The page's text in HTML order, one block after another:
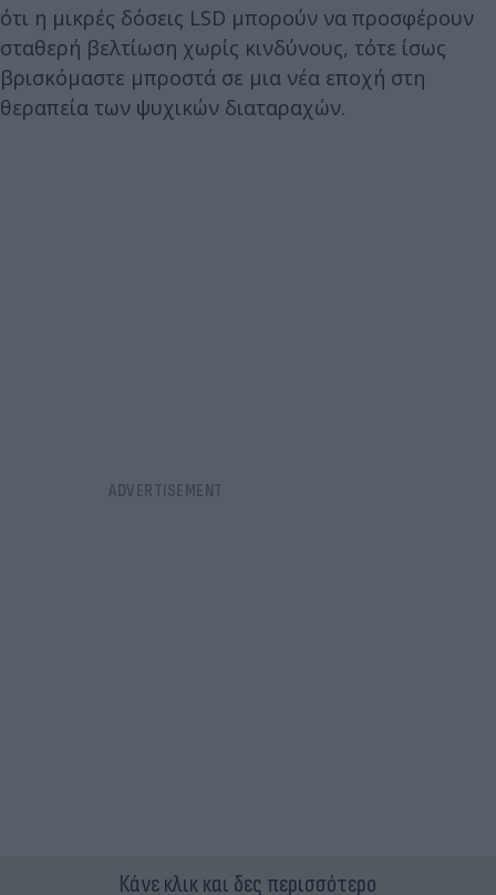
ότι η μικρές δόσεις LSD μπορούν να προσφέρουν
σταθερή βελτίωση χωρίς κινδύνους, τότε ίσως
βρισκόμαστε μπροστά σε μια νέα εποχή στη
θεραπεία των ψυχικών διαταραχών.
Κάνε κλικ και δες περισσότερο